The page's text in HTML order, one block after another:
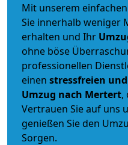
Mit unserem einfachen
Sie innerhalb weniger
erhalten und Ihr
ohne böse
professionellen
einen stressfreien
Umzug nach Mertert,
Vertrauen Sie auf uns
genießen Sie den
Sorgen.